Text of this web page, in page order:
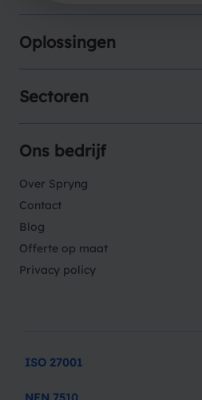
Oplossingen
Sectoren
Ons bedrijf
Over Spryng
Contact
Blog
Offerte op maat
Privacy policy
ISO 27001